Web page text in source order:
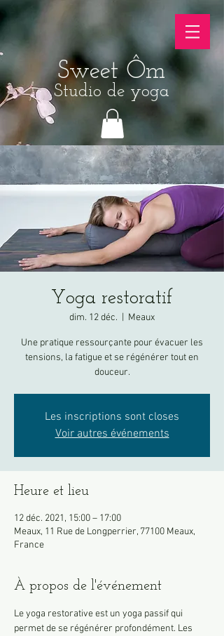
Sweet Ôm
Studio de yoga
Yoga restoratif
dim. 12 déc. Meaux
Une pratique ressourçante pour évacuer les
tensions, la fatigue et se régénérer tout en
douceur.
Les inscriptions sont closes
Voir autres événements
Heure et lieu
12 déc. 2021, 15:00 – 17:00
Meaux, 11 Rue de Longperrier, 77100 Meaux,
France
À propos de l'événement
Le yoga restorative est un yoga passif qui
permet de se régénérer profondément. Les